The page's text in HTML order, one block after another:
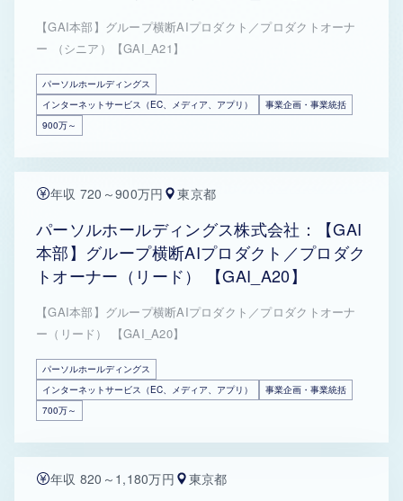
【GAI本部】グループ横断AIプロダクト／プロダクトオーナ
ー （シニア）【GAI_A21】
パーソルホールディングス
インターネットサービス（EC、メディア、アプリ）
事業企画・事業統括
900万～
年収 720～900万円 東京都
パーソルホールディングス株式会社：【GAI
本部】グループ横断AIプロダクト／プロダク
トオーナー（リード） 【GAI_A20】
【GAI本部】グループ横断AIプロダクト／プロダクトオーナ
ー（リード） 【GAI_A20】
パーソルホールディングス
インターネットサービス（EC、メディア、アプリ）
事業企画・事業統括
700万～
年収 820～1,180万円 東京都